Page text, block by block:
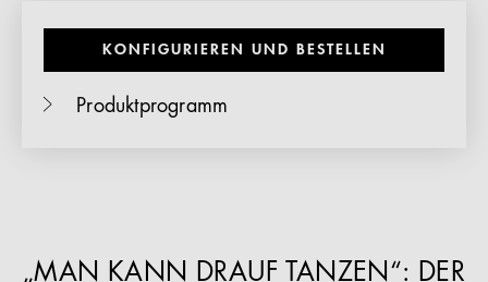
KONFIGURIEREN UND BESTELLEN
Produktprogramm
„MAN KANN DRAUF TANZEN“: DER